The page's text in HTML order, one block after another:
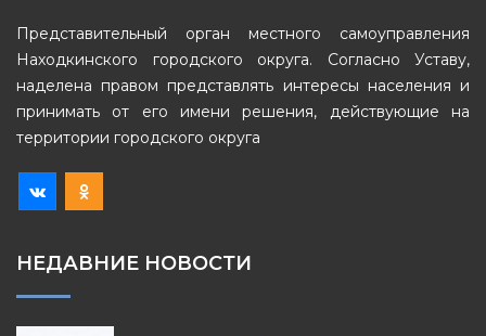
Представительный орган местного самоуправления
Находкинского городского округа. Согласно Уставу,
наделена правом представлять интересы населения и
принимать от его имени решения, действующие на
территории городского округа
НЕДАВНИЕ НОВОСТИ